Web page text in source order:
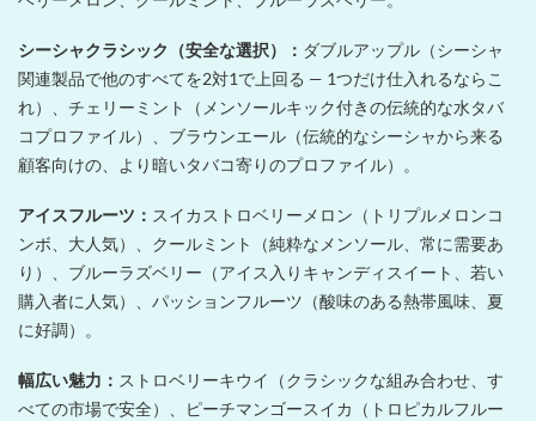
シーシャクラシック（安全な選択）： ダブルアップル（シーシャ
関連製品で他のすべてを2対1で上回る — 1つだけ仕入れるならこ
れ）、チェリーミント（メンソールキック付きの伝統的な水タバ
コプロファイル）、ブラウンエール（伝統的なシーシャから来る
顧客向けの、より暗いタバコ寄りのプロファイル）。
アイスフルーツ： スイカストロベリーメロン（トリプルメロンコ
ンボ、大人気）、クールミント（純粋なメンソール、常に需要あ
り）、ブルーラズベリー（アイス入りキャンディスイート、若い
購入者に人気）、パッションフルーツ（酸味のある熱帯風味、夏
に好調）。
幅広い魅力： ストロベリーキウイ（クラシックな組み合わせ、す
べての市場で安全）、ピーチマンゴースイカ（トロピカルフルー